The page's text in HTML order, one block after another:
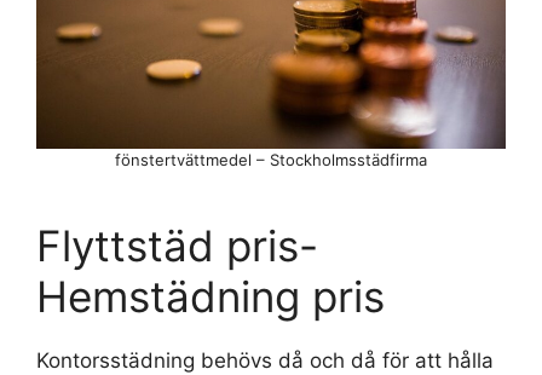
fönstertvättmedel – Stockholmsstädfirma
Flyttstäd pris-
Hemstädning pris
Kontorsstädning behövs då och då för att hålla